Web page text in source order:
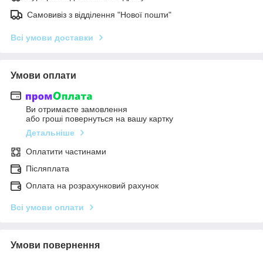
Самовивіз з відділення "Нової пошти"
Всі умови доставки
Умови оплати
Ви отримаєте замовлення
або гроші повернуться на вашу картку
Детальніше
Оплатити частинами
Післяплата
Оплата на розрахунковий рахунок
Всі умови оплати
Умови повернення